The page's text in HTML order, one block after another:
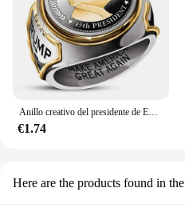
Anillo creativo del presidente de EE. UU., anillo Trump, joyería más reciente, Color plateado y dorado, anillo de motorista genial para hombres, venta al por mayor
€1.74
Here are the products found in the